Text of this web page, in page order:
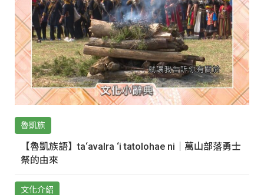
魯凱族
【魯凱族語】ta‘avalra ‘i tatolohae ni｜萬山部落勇士
祭的由來
文化介紹